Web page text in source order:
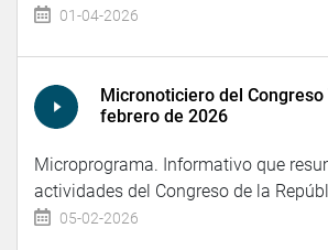
01-04-2026
Micronoticiero del Congreso
febrero de 2026
Microprograma. Informativo que
actividades del Congreso de la
05-02-2026